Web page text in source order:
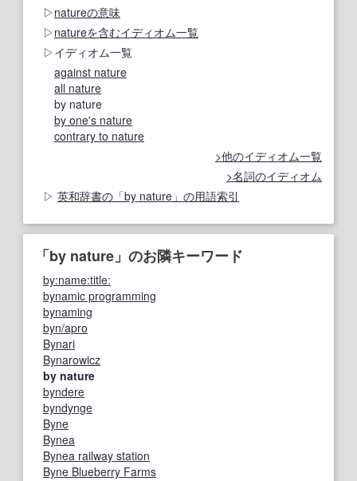
natureの意味
natureを含むイディオム一覧
イディオム一覧
against nature
all nature
by nature
by one's nature
contrary to nature
他のイディオム一覧
名詞のイディオム
英和辞書の「by nature」の用語索引
「by nature」のお隣キーワード
by:name:title:
bynamic programming
bynaming
byn/apro
Bynari
Bynarowicz
by nature
byndere
byndynge
Byne
Bynea
Bynea railway station
Byne Blueberry Farms